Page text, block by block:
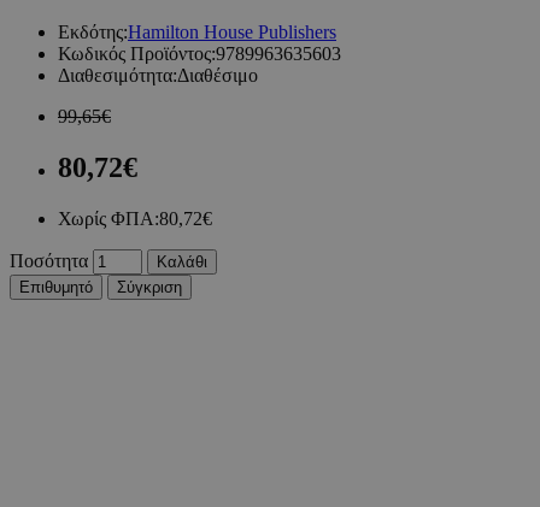
Εκδότης:Hamilton House Publishers
Κωδικός Προϊόντος:9789963635603
Διαθεσιμότητα:Διαθέσιμο
99,65€
80,72€
Χωρίς ΦΠΑ:80,72€
Ποσότητα
Καλάθι
Επιθυμητό
Σύγκριση